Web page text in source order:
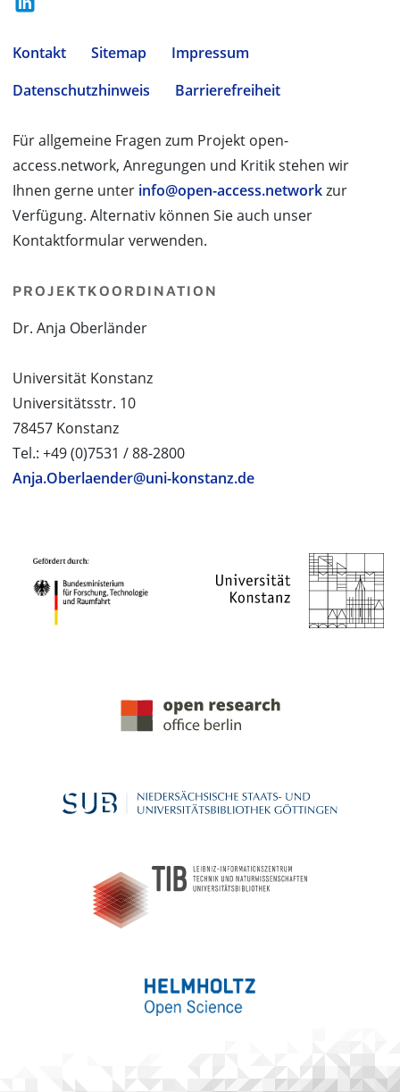
Kontakt Sitemap
Impressum
Datenschutzhinweis
Barrierefreiheit
Für allgemeine Fragen zum Projekt open-
access.network, Anregungen und Kritik stehen wir
Ihnen gerne unter info@open-access.networkzur
Verfügung. Alternativ können Sie auch unser
Kontaktformular verwenden.
PROJEKTKOORDINATION
Dr. Anja Oberländer
Universität Konstanz
Universitätsstr. 10
78457 Konstanz
Tel.: +49 (0)7531 / 88-2800
Anja.Oberlaender@uni-konstanz.de